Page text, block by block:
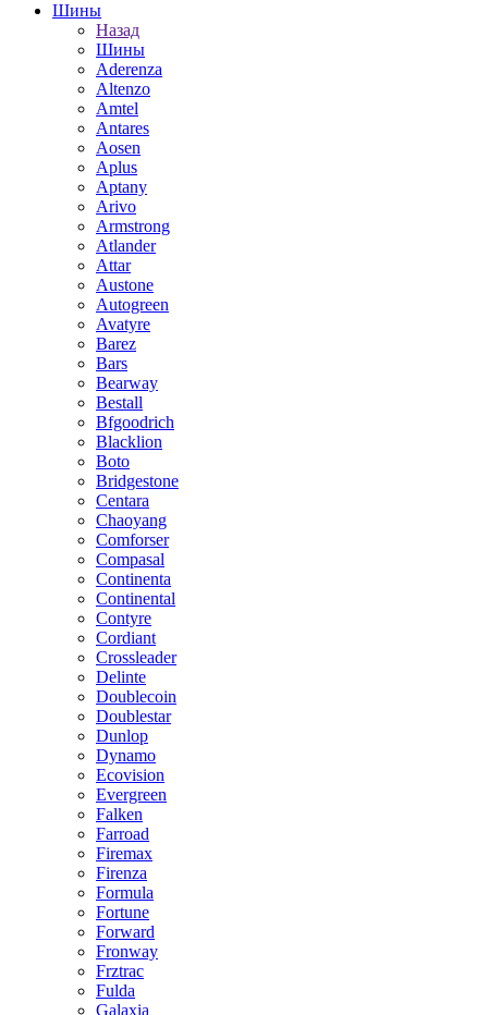
Шины
Назад
Шины
Aderenza
Altenzo
Amtel
Antares
Aosen
Aplus
Aptany
Arivo
Armstrong
Atlander
Attar
Austone
Autogreen
Avatyre
Barez
Bars
Bearway
Bestall
Bfgoodrich
Blacklion
Boto
Bridgestone
Centara
Chaoyang
Comforser
Compasal
Continenta
Continental
Contyre
Cordiant
Crossleader
Delinte
Doublecoin
Doublestar
Dunlop
Dynamo
Ecovision
Evergreen
Falken
Farroad
Firemax
Firenza
Formula
Fortune
Forward
Fronway
Frztrac
Fulda
Galaxia